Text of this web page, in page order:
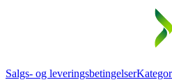
Salgs- og leveringsbetingelser